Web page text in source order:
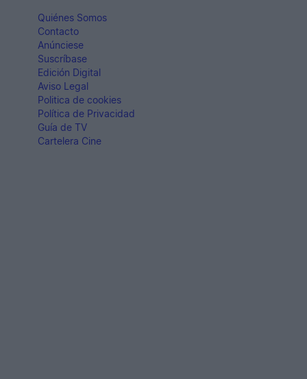
Quiénes Somos
Contacto
Anúnciese
Suscríbase
Edición Digital
Aviso Legal
Politica de cookies
Política de Privacidad
Guía de TV
Cartelera Cine